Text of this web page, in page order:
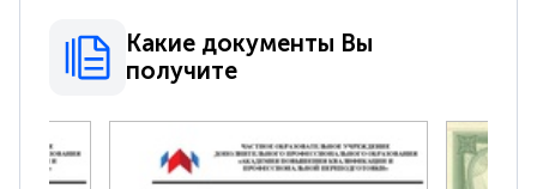
Какие документы Вы
получите